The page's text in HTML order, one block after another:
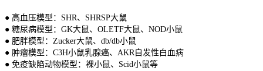
● 高血压模型：SHR、SHRSP大鼠
● 糖尿病模型：GK大鼠、OLETF大鼠、NOD小鼠
● 肥胖模型：Zucker大鼠、db/db小鼠
● 肿瘤模型：C3H小鼠乳腺癌、AKR自发性白血病
● 免疫缺陷动物模型：裸小鼠、Scid小鼠等